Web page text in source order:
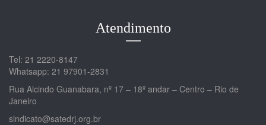
Atendimento
Tel: 21 2220-8147
Whatsapp: 21 97901-2831
Rua Alcindo Guanabara, nº 17 – 18º andar – Centro – Rio de
Janeiro
sindicato@satedrj.org.br